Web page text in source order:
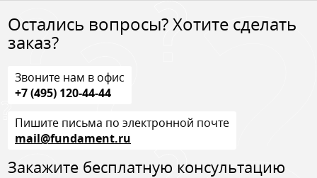
Остались вопросы? Хотите сделать
заказ?
Звоните нам в офис
+7 (495) 120-44-44
Пишите письма по электронной почте
mail@fundament.ru
Закажите бесплатную консультацию